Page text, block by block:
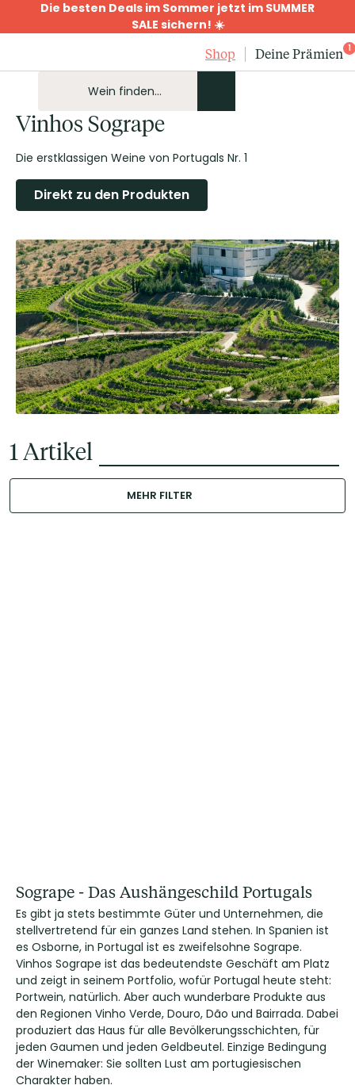
Die besten Deals im Sommer jetzt im SUMMER
SALE sichern! ☀️
Shop
Deine Prämien 1
Vinhos Sogrape
Die erstklassigen Weine von Portugals Nr. 1
Direkt zu den Produkten
1Artikel
MEHR FILTER
Sogrape - Das Aushängeschild Portugals
Es gibt ja stets bestimmte Güter und Unternehmen, die
stellvertretend für ein ganzes Land stehen. In Spanien ist
es Osborne, in Portugal ist es zweifelsohne Sogrape.
Vinhos Sogrape ist das bedeutendste Geschäft am Platz
und zeigt in seinem Portfolio, wofür Portugal heute steht:
Portwein, natürlich. Aber auch wunderbare Produkte aus
den Regionen Vinho Verde, Douro, Dão und Bairrada. Dabei
produziert das Haus für alle Bevölkerungsschichten, für
jeden Gaumen und jeden Geldbeutel. Einzige Bedingung
der Winemaker: Sie sollten Lust am portugiesischen
Charakter haben.